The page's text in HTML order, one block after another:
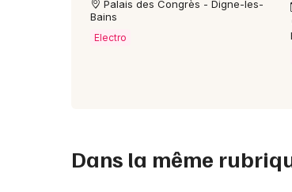
Palais des Congrès - Digne-les-
Bains
Electro
Dans la même